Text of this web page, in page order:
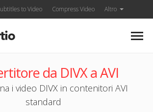
to Video Compress Video Altro
da DIVX a AVI
i video DIVX in contenitori AVI
standard